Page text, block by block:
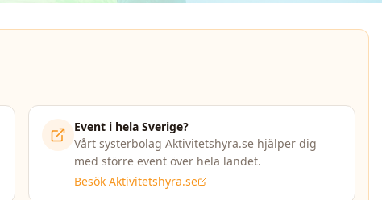
Event i hela Sverige?
Vårt systerbolag Aktivitetshyra.se hjälper dig
med större event över hela landet.
Besök Aktivitetshyra.se